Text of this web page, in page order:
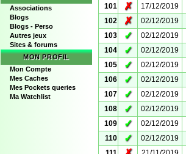
Associations
Blogs
Blogs - Perso
Autres jeux
Sites & forums
MON PROFIL
Mon Compte
Mes Caches
Mes Pockets queries
Ma Watchlist
101
✗ 17/12/2019
102
✗ 02/12/2019
103
✓ 02/12/2019
104
✓ 02/12/2019
105
✓ 02/12/2019
106
✓ 02/12/2019
107
✓ 02/12/2019
108
✓ 02/12/2019
109
✓ 02/12/2019
110
✓ 02/12/2019